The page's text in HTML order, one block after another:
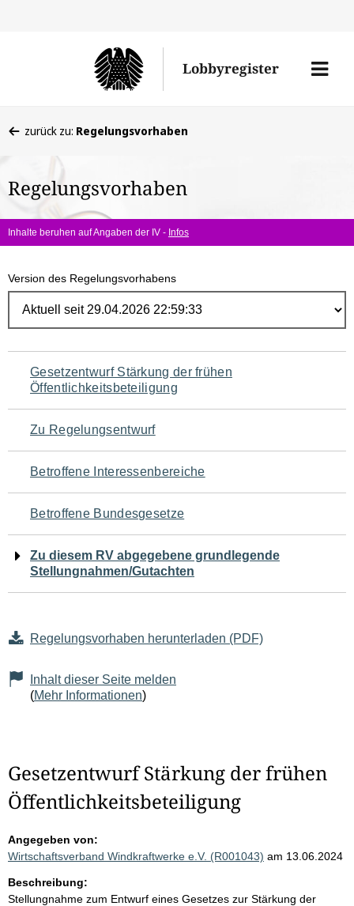
Lobbyregister
Menü
befinden
hier:
zurück zu: Regelungsvorhaben
Regelungsvorhaben
Inhalte beruhen auf Angaben der IV - Infos
Version des Regelungsvorhabens
Navigation
für
den
Seiteninhalt
Gesetzentwurf Stärkung der frühen
Öffentlichkeitsbeteiligung
Zu Regelungsentwurf
Betroffene Interessenbereiche
Betroffene Bundesgesetze
Zu diesem RV abgegebene grundlegende
Stellungnahmen/Gutachten
Regelungsvorhaben herunterladen (PDF)
Inhalt dieser Seite melden
(Mehr Informationen)
Gesetzentwurf Stärkung der frühen
Öffentlichkeitsbeteiligung
Angegeben von:
Wirtschaftsverband Windkraftwerke e.V. (R001043) am 13.06.2024
Beschreibung:
Stellungnahme zum Entwurf eines Gesetzes zur Stärkung der